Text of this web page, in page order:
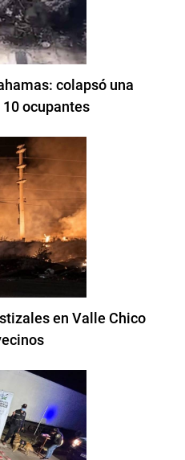
colapsó una
ocupantes
en Valle Chico